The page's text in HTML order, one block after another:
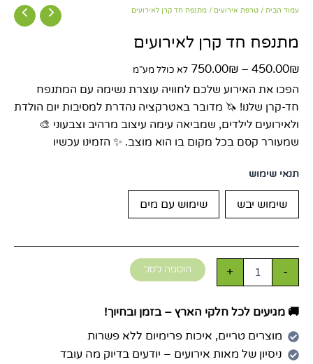
עמוד הבית / טרפת אירועים / מתנפח חד קרן לאירועים
מתנפח חד קרן לאירועים
450.00₪
–
750.00₪ לא כולל מע"מ
הפכו את האירוע שלכם לחוויה עוצרת נשימה עם המתנפח
חד-קרן שלנו! 🦄 מדובר באטרקציה נהדרת למסיבות יום הולדת
ולאירועים לילדים, שמביאה עימה עיצוב מרהיב וצבעוני 🎨
שמעורר קסם בכל מקום בו הוא מוצב. ✨ הזמינו עכשיו
תנאי שימוש
שימוש יבש שימוש עם מים
-
+ הוספה לסל
🚚 מגיעים לכל חלקי הארץ – בזמן ובחיוך!
מוצרים טריים, איכות פרימיום ללא פשרות
ניסיון של מאות אירועים – יודעים בדיוק מה עובד